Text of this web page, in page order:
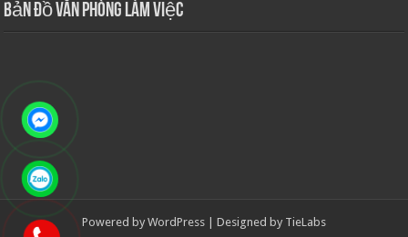
Bản Đồ Văn Phòng Làm Việc
Powered by WordPress | Designed by TieLabs